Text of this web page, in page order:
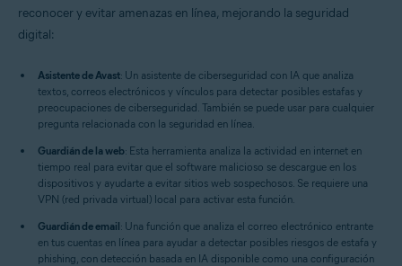
reconocer y evitar amenazas en línea, mejorando la seguridad
digital:
Asistente de Avast: Un asistente de ciberseguridad con IA que analiza
textos, correos electrónicos y vínculos para detectar posibles estafas y
preocupaciones de ciberseguridad. También se puede usar para cualquier
pregunta relacionada con la seguridad en línea.
Guardián de la web: Esta herramienta analiza la actividad en internet en
tiempo real para evitar que el software malicioso se descargue en los
dispositivos y ayudarte a evitar sitios web sospechosos. Se requiere una
VPN (red privada virtual) local para activar esta función.
Guardián de email: Una función que analiza el correo electrónico entrante
en tus cuentas en línea para ayudar a detectar posibles riesgos de estafa y
phishing, con detección basada en IA disponible como una configuración